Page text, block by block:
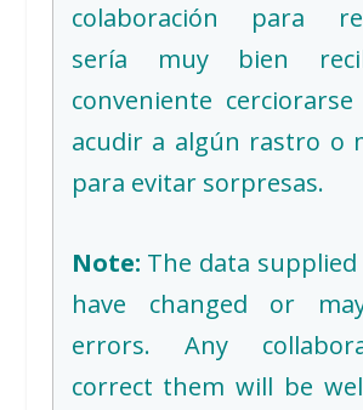
colaboración para
sería muy bien
conveniente
acudir a algún rastro o
para evitar sorpresas.
Note: The data
have changed or
errors. Any
correct them will be